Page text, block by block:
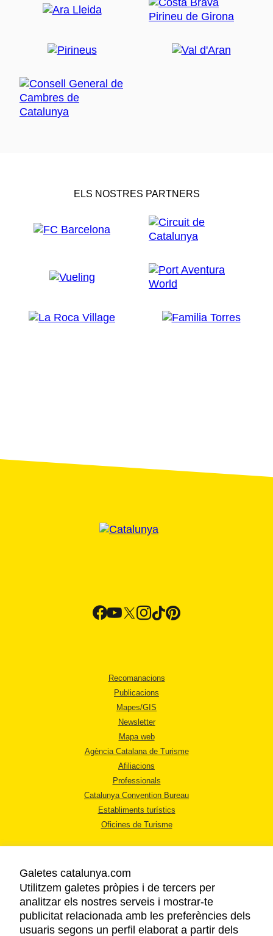
ELS NOSTRES PARTNERS
Recomanacions
Publicacions
Mapes/GIS
Newsletter
Mapa web
Agència Catalana de Turisme
Afiliacions
Professionals
Catalunya Convention Bureau
Establiments turístics
Oficines de Turisme
AVÍS LEGAL
POLÍTICA DE PRIVACITAT
Galetes catalunya.com
Utilitzem galetes pròpies i de tercers per
analitzar els nostres serveis i mostrar-te
publicitat relacionada amb les preferències dels
usuaris segons un perfil elaborat a partir dels